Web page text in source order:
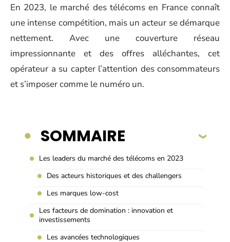
En 2023, le marché des télécoms en France connaît
une intense compétition, mais un acteur se démarque
nettement. Avec une couverture réseau
impressionnante et des offres alléchantes, cet
opérateur a su capter l’attention des consommateurs
et s’imposer comme le numéro un.
SOMMAIRE
Les leaders du marché des télécoms en 2023
Des acteurs historiques et des challengers
Les marques low-cost
Les facteurs de domination : innovation et
investissements
Les avancées technologiques